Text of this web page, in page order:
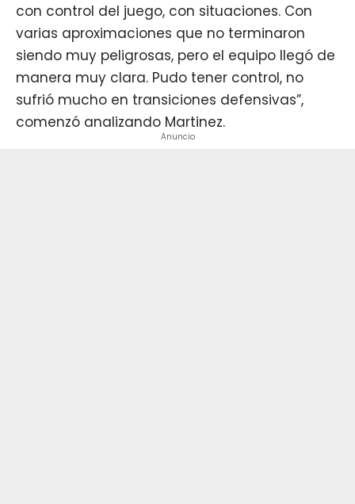
con control del juego, con situaciones. Con
varias aproximaciones que no terminaron
siendo muy peligrosas, pero el equipo llegó de
manera muy clara. Pudo tener control, no
sufrió mucho en transiciones defensivas”,
comenzó analizando Martinez.
Anuncio